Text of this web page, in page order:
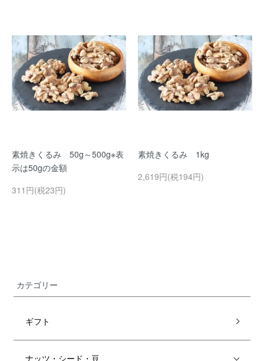
素焼きくるみ 50g～500g※表
示は50gの金額
311円(税23円)
素焼きくるみ 1kg
2,619円(税194円)
カテゴリー
ギフト
ナッツ・シード・豆